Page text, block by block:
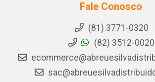
Fale Conosco
(81) 3771-0320
(82) 3512-0020